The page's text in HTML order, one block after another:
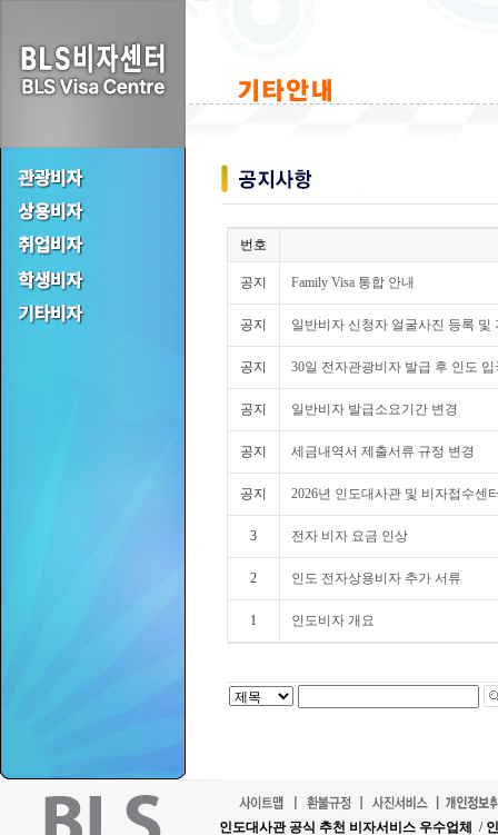
번호
공지 Family Visa 통합 안내
공지 일반비자 신청자 얼굴사진 등록 및
공지 30일 전자관광비자 발급 후 인도
공지 일반비자 발급소요기간 변경
공지 세금내역서 제출서류 규정 변경
공지 2026년 인도대사관 및 비자접수센
3 전자 비자 요금 인상
2 인도 전자상용비자 추가 서류
1 인도비자 개요
인도대사관 공식 추천 비자서비스 우수업체 /